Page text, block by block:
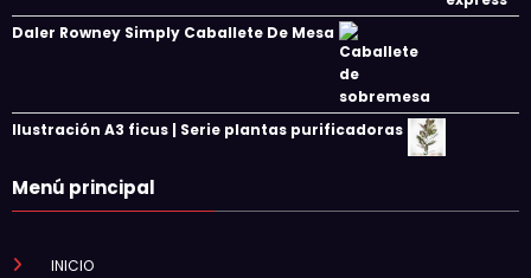
Daler Rowney Simply Caballete De Mesa
Ilustración A3 ficus | Serie plantas purificadoras
Menú principal
INICIO